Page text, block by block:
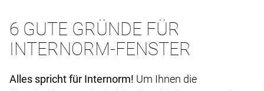
6 GUTE GRÜNDE FÜR
INTERNORM-FENSTER
Alles spricht für Internorm! Um Ihnen die